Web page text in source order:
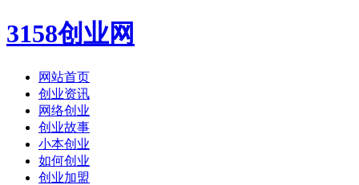
3158创业网
网站首页
创业资讯
网络创业
创业故事
小本创业
如何创业
创业加盟